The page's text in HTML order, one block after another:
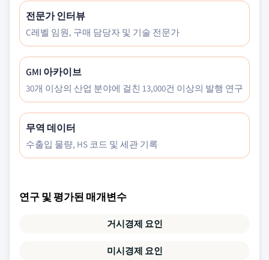
전문가 인터뷰
C레벨 임원, 구매 담당자 및 기술 전문가
GMI 아카이브
30개 이상의 산업 분야에 걸친 13,000건 이상의 발행 연구
무역 데이터
수출입 물량, HS 코드 및 세관 기록
연구 및 평가된 매개변수
거시경제 요인
미시경제 요인